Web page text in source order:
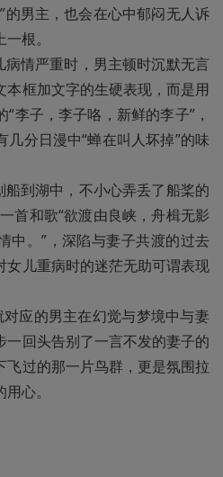
的男主，也会在心中郁闷无人诉
根。
框加文字的生硬表现，而是用
李子，李子咯，新鲜的李子”，
分日漫中“蝉在叫人坏掉”的味
首和歌“欲渡由良峡，舟楫无影
中。”，深陷与妻子共渡的过去
女儿重病时的迷茫无助可谓表现
回头告别了一言不发的妻子的
过的那一片鸟群，更是氛围拉
心。